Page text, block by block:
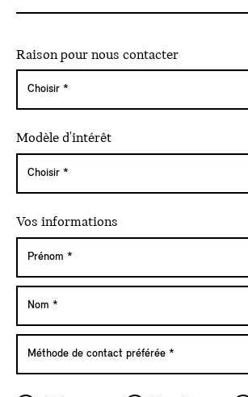
Raison pour nous contacter
Modèle d'intérêt
Vos informations